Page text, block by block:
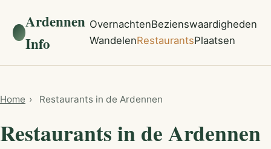
Ardennen
Info
OvernachtenBezienswaardigheden
WandelenRestaurantsPlaatsen
Home › Restaurants in de Ardennen
Restaurants in de Ardennen